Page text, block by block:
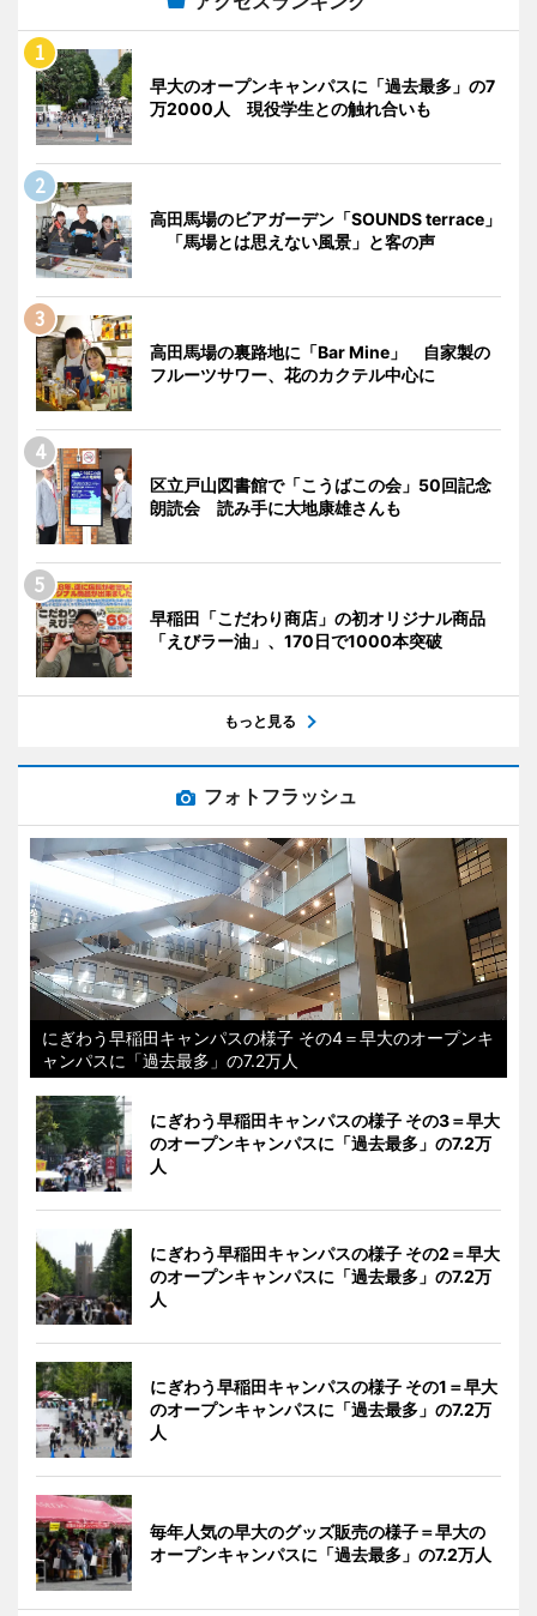
早大のオープンキャンパスに「過去最多」の7
万2000人 現役学生との触れ合いも
高田馬場のビアガーデン「SOUNDS terrace」
「馬場とは思えない風景」と客の声
高田馬場の裏路地に「Bar Mine」 自家製の
フルーツサワー、花のカクテル中心に
区立戸山図書館で「こうばこの会」50回記念
朗読会 読み手に大地康雄さんも
早稲田「こだわり商店」の初オリジナル商品
「えびラー油」、170日で1000本突破
もっと見る
フォトフラッシュ
にぎわう早稲田キャンパスの様子 その4＝早大のオープンキ
ャンパスに「過去最多」の7.2万人
にぎわう早稲田キャンパスの様子 その3＝早大
のオープンキャンパスに「過去最多」の7.2万
人
にぎわう早稲田キャンパスの様子 その2＝早大
のオープンキャンパスに「過去最多」の7.2万
人
にぎわう早稲田キャンパスの様子 その1＝早大
のオープンキャンパスに「過去最多」の7.2万
人
毎年人気の早大のグッズ販売の様子＝早大の
オープンキャンパスに「過去最多」の7.2万人